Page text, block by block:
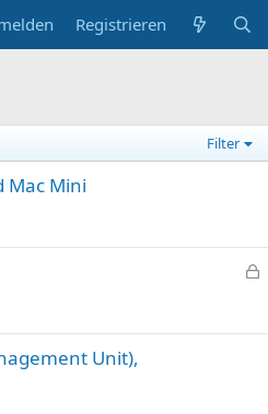
Registrieren
Filter
Mac Mini
p
Unit),